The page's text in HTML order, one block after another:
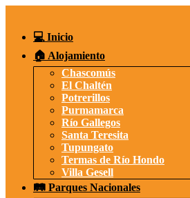
contenido💻 Inicio
🏠 Alojamiento
Chascomús
El Chaltén
Potrerillos
Purmamarca
Río Gallegos
Santa Teresita
Tupungato
Termas de Río Hondo
Villa Gesell
🛤️ Parques Nacionales